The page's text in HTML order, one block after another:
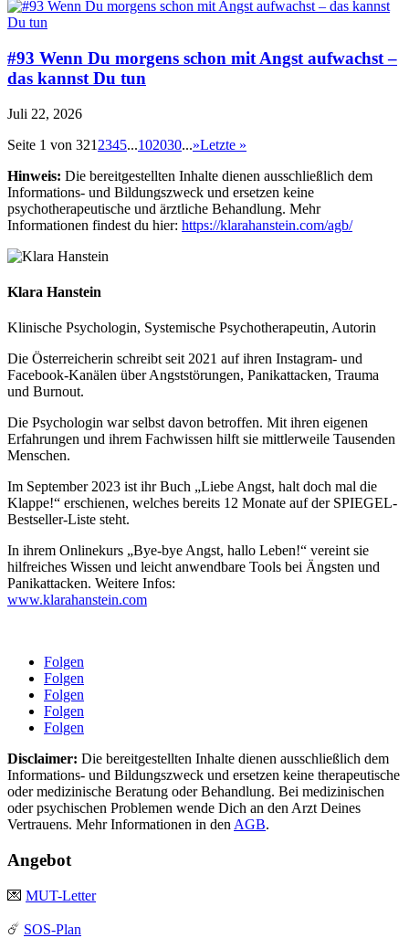
#93 Wenn Du morgens schon mit Angst aufwachst –
das kannst Du tun
Juli 22, 2026
Seite 1 von 321 2345...102030...»Letzte »
Hinweis: Die bereitgestellten Inhalte dienen ausschließlich dem
Informations- und Bildungszweck und ersetzen keine
psychotherapeutische und ärztliche Behandlung. Mehr
Informationen findest du hier: https://klarahanstein.com/agb/
Klara Hanstein
Klinische Psychologin, Systemische Psychotherapeutin, Autorin
Die Österreicherin schreibt seit 2021 auf ihren Instagram- und
Facebook-Kanälen über Angststörungen, Panikattacken, Trauma
und Burnout.
Die Psychologin war selbst davon betroffen. Mit ihren eigenen
Erfahrungen und ihrem Fachwissen hilft sie mittlerweile Tausenden
Menschen.
Im September 2023 ist ihr Buch „Liebe Angst, halt doch mal die
Klappe!“ erschienen, welches bereits 12 Monate auf der SPIEGEL-
Bestseller-Liste steht.
In ihrem Onlinekurs „Bye-bye Angst, hallo Leben!“ vereint sie
hilfreiches Wissen und leicht anwendbare Tools bei Ängsten und
Panikattacken. Weitere Infos:
www.klarahanstein.com
Folgen
Folgen
Folgen
Folgen
Folgen
Disclaimer: Die bereitgestellten Inhalte dienen ausschließlich dem
Informations- und Bildungszweck und ersetzen keine therapeutische
oder medizinische Beratung oder Behandlung. Bei medizinischen
oder psychischen Problemen wende Dich an den Arzt Deines
Vertrauens. Mehr Informationen in den AGB.
Angebot
💌 MUT-Letter
☄️ SOS-Plan